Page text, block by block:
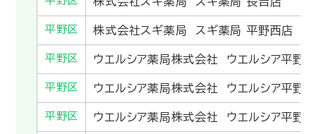
平野区 株式会社スギ薬局 スギ薬局 平野西店
平野区 ウエルシア薬局株式会社 ウエルシア平野
平野区 ウエルシア薬局株式会社 ウエルシア平野
平野区 ウエルシア薬局株式会社 ウエルシア平野